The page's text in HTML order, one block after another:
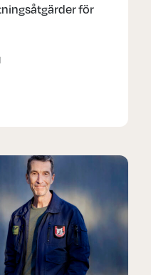
för